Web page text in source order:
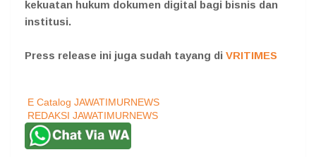
kekuatan hukum dokumen digital bagi bisnis dan
institusi.
Press release ini juga sudah tayang di VRITIMES
E Catalog JAWATIMURNEWS
REDAKSI JAWATIMURNEWS